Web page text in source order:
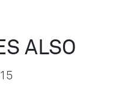
ALSO